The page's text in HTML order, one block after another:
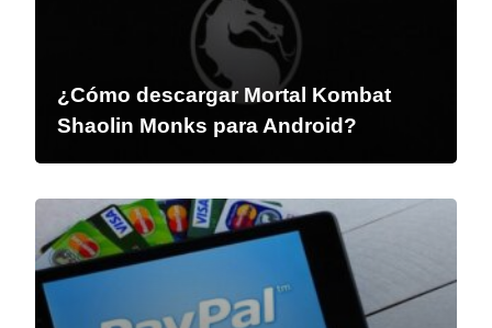
¿Cómo descargar Mortal Kombat
Shaolin Monks para Android?